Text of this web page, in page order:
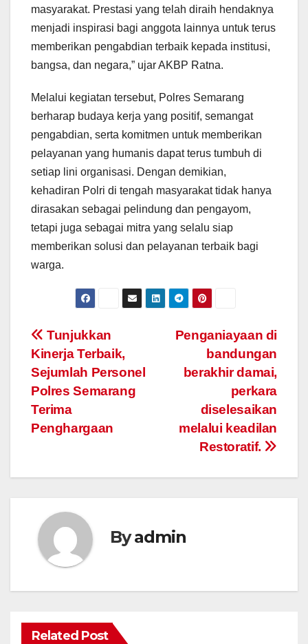
masyarakat. Prestasi yang telah diraih hendaknya
menjadi inspirasi bagi anggota lainnya untuk terus
memberikan pengabdian terbaik kepada institusi,
bangsa, dan negara,” ujar AKBP Ratna.
Melalui kegiatan tersebut, Polres Semarang
berharap budaya kerja yang positif, semangat
pengabdian, serta komitmen untuk memberikan
pelayanan yang humanis dapat terus tumbuh di
setiap lini organisasi. Dengan demikian,
kehadiran Polri di tengah masyarakat tidak hanya
dirasakan sebagai pelindung dan pengayom,
tetapi juga sebagai mitra yang selalu siap
memberikan solusi dan pelayanan terbaik bagi
warga.
Post
navigation
Penganiayaan di
bandungan
berakhir damai,
perkara
diselesaikan
melalui keadilan
Restoratif.
Tunjukkan
Kinerja Terbaik,
Sejumlah Personel
Polres Semarang
Terima
Penghargaan
Byadmin
Related Post